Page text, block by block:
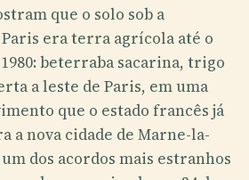
que o solo sob a
era terra agrícola até o
beterraba sacarina, trigo
a leste de Paris, em uma
que o estado francês já
a nova cidade de Marne-la-
dos acordos mais estranhos